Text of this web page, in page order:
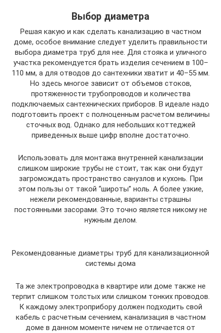
Выбор диаметра
Решая какую и как сделать канализацию в частном
доме, особое внимание следует уделить правильности
выбора диаметра труб для нее. Для стояка и уличного
участка рекомендуется брать изделия сечением в 100–
110 мм, а для отводов до сантехники хватит и 40–55 мм.
Но здесь многое зависит от объемов стоков,
протяженности трубопроводов и количества
подключаемых сантехнических приборов. В идеале надо
подготовить проект с полноценным расчетом величины
сточных вод. Однако для небольших коттеджей
приведенных выше цифр вполне достаточно.
Использовать для монтажа внутренней канализации
слишком широкие трубы не стоит, так как они будут
загромождать пространство санузлов и кухонь. При
этом пользы от такой “широты” ноль. А более узкие,
нежели рекомендованные, варианты страшны
постоянными засорами. Это точно является никому не
нужным делом.
Рекомендованные диаметры труб для канализационной
системы дома
Та же электропроводка в квартире или доме также не
терпит слишком толстых или слишком тонких проводов.
К каждому электроприбору должен подходить свой
кабель с расчетным сечением, канализация в частном
доме в данном моменте ничем не отличается от